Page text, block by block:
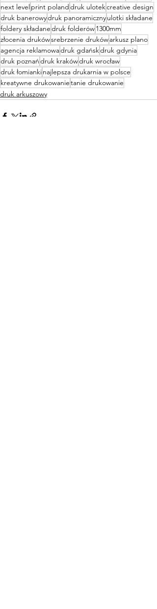
next levelprint polanddruk ulotekcreative design
druk banerowydruk panoramicznyulotki składane
foldery składanedruk folderów1300mm
złocenia drukówsrebrzenie drukówarkusz plano
agencja reklamowadruk gdańskdruk gdynia
druk poznańdruk krakówdruk wrocław
druk łomiankinajlepsza drukarnia w polsce
kreatywne drukowanietanie drukowanie
druk arkuszowy